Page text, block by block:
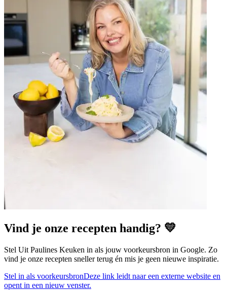
Vind je onze recepten handig? 💛
Stel Uit Paulines Keuken in als jouw voorkeursbron in Google. Zo
vind je onze recepten sneller terug én mis je geen nieuwe inspiratie.
Stel in als voorkeursbronDeze link leidt naar een externe website en
opent in een nieuw venster.